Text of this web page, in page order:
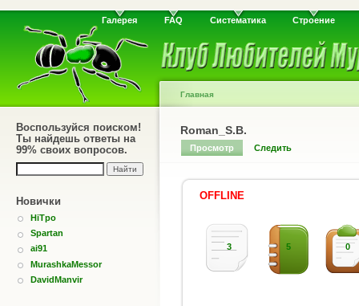
Галерея FAQ Систематика Строение
Воспользуйся поиском!
Ты найдешь ответы на
99% своих вопросов.
Новички
HiTpo
Spartan
ai91
MurashkaMessor
DavidManvir
Главная
Roman_S.B.
Просмотр Следить
OFFLINE
3 5 0